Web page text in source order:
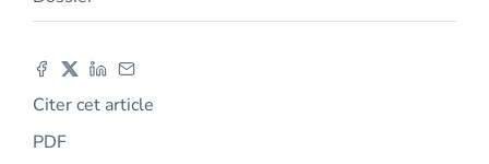
Citer cet article
PDF